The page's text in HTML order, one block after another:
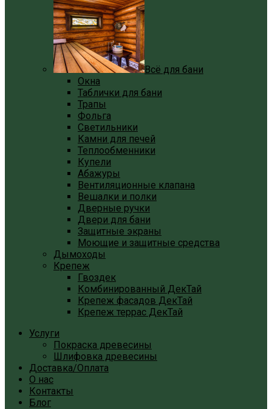
Всё для бани
Окна
Таблички для бани
Трапы
Фольга
Светильники
Камни для печей
Теплообменники
Купели
Абажуры
Вентиляционные клапана
Вешалки и полки
Дверные ручки
Двери для бани
Защитные экраны
Моющие и защитные средства
Дымоходы
Крепеж
Гвоздек
Комбинированный ДекТай
Крепеж фасадов ДекТай
Крепеж террас ДекТай
Услуги
Покраска древесины
Шлифовка древесины
Доставка/Оплата
О нас
Контакты
Блог